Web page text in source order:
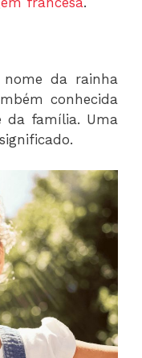
da rainha
conhecida
da família. Uma